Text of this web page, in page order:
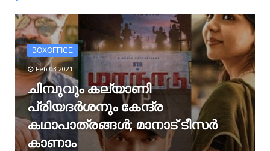
BOXOFFICE
Feb 03 2021
ചിമ്പുവും കല്യാണി
പ്രിയദർശനും കേന്ദ്ര
കഥാപാത്രങ്ങൾ; മാനാട് ടീസർ
കാണാം